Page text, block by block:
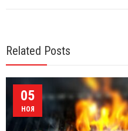
Related Posts
05
НОЯ